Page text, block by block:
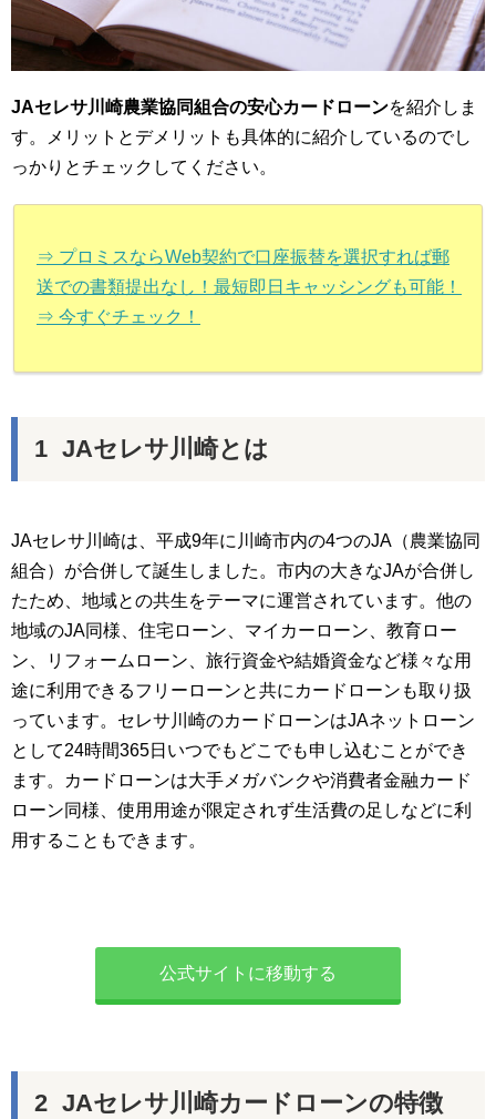
JAセレサ川崎農業協同組合の安心カードローンを紹介しま
す。メリットとデメリットも具体的に紹介しているのでし
っかりとチェックしてください。
⇒ プロミスならWeb契約で口座振替を選択すれば郵
送での書類提出なし！最短即日キャッシングも可能！
⇒ 今すぐチェック！
JAセレサ川崎とは
JAセレサ川崎は、平成9年に川崎市内の4つのJA（農業協同
組合）が合併して誕生しました。市内の大きなJAが合併し
たため、地域との共生をテーマに運営されています。他の
地域のJA同様、住宅ローン、マイカーローン、教育ロー
ン、リフォームローン、旅行資金や結婚資金など様々な用
途に利用できるフリーローンと共にカードローンも取り扱
っています。セレサ川崎のカードローンはJAネットローン
として24時間365日いつでもどこでも申し込むことができ
ます。カードローンは大手メガバンクや消費者金融カード
ローン同様、使用用途が限定されず生活費の足しなどに利
用することもできます。
公式サイトに移動する
JAセレサ川崎カードローンの特徴